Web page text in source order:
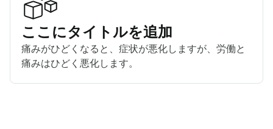
ここにタイトルを追加
痛みがひどくなると、症状が悪化しますが、労働と
痛みはひどく悪化します。